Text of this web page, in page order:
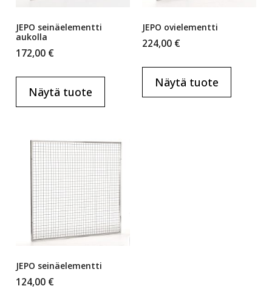
JEPO seinäelementti
aukolla
172,00 €
Näytä tuote
JEPO ovielementti
224,00 €
Näytä tuote
JEPO seinäelementti
124,00 €